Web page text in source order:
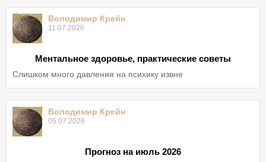
Володимир Крейн
11.07.2026
Ментальное здоровье, практические советы
Слишком много давления на психику извне
Володимир Крейн
05.07.2026
Прогноз на июль 2026